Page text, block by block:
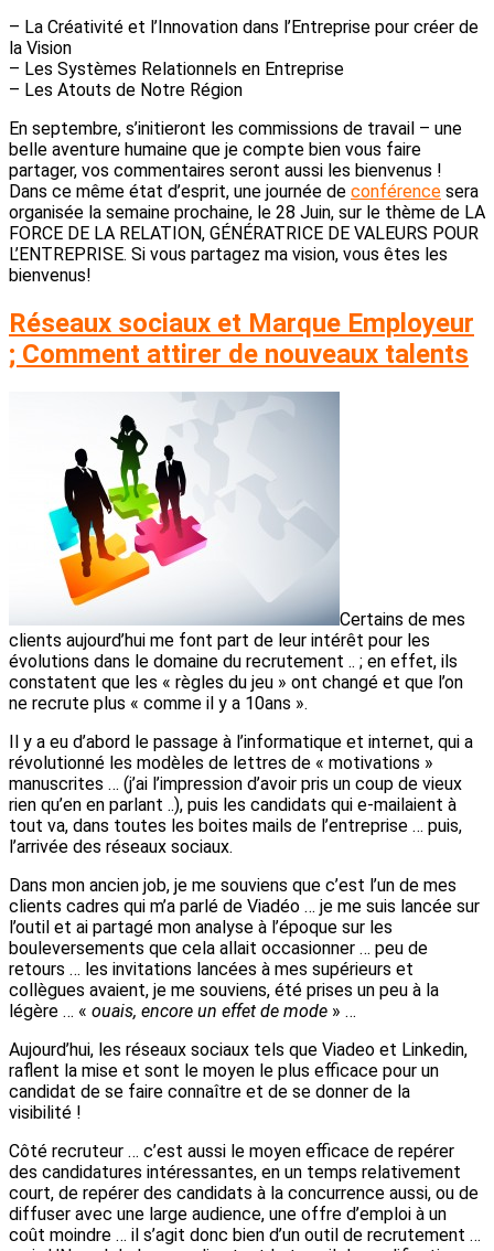
– La Créativité et l’Innovation dans l’Entreprise pour créer de
la Vision
– Les Systèmes Relationnels en Entreprise
– Les Atouts de Notre Région
En septembre, s’initieront les commissions de travail – une
belle aventure humaine que je compte bien vous faire
partager, vos commentaires seront aussi les bienvenus !
Dans ce même état d’esprit, une journée de conférence sera
organisée la semaine prochaine, le 28 Juin, sur le thème de LA
FORCE DE LA RELATION, GÉNÉRATRICE DE VALEURS POUR
L’ENTREPRISE. Si vous partagez ma vision, vous êtes les
bienvenus!
Réseaux sociaux et Marque Employeur
; Comment attirer de nouveaux talents
Certains de mes
clients aujourd’hui me font part de leur intérêt pour les
évolutions dans le domaine du recrutement .. ; en effet, ils
constatent que les « règles du jeu » ont changé et que l’on
ne recrute plus « comme il y a 10ans ».
Il y a eu d’abord le passage à l’informatique et internet, qui a
révolutionné les modèles de lettres de « motivations »
manuscrites … (j’ai l’impression d’avoir pris un coup de vieux
rien qu’en en parlant ..), puis les candidats qui e-mailaient à
tout va, dans toutes les boites mails de l’entreprise … puis,
l’arrivée des réseaux sociaux.
Dans mon ancien job, je me souviens que c’est l’un de mes
clients cadres qui m’a parlé de Viadéo … je me suis lancée sur
l’outil et ai partagé mon analyse à l’époque sur les
bouleversements que cela allait occasionner … peu de
retours … les invitations lancées à mes supérieurs et
collègues avaient, je me souviens, été prises un peu à la
légère … « ouais, encore un effet de mode » …
Aujourd’hui, les réseaux sociaux tels que Viadeo et Linkedin,
raflent la mise et sont le moyen le plus efficace pour un
candidat de se faire connaître et de se donner de la
visibilité !
Côté recruteur … c’est aussi le moyen efficace de repérer
des candidatures intéressantes, en un temps relativement
court, de repérer des candidats à la concurrence aussi, ou de
diffuser avec une large audience, une offre d’emploi à un
coût moindre … il s’agit donc bien d’un outil de recrutement …